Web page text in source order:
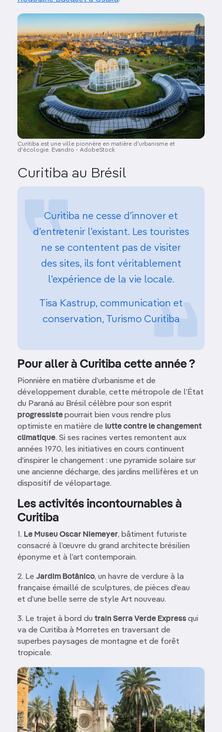
Image
Curitiba est une ville pionnère en matière d'urbanisme et
d'écologie. Evandro - AdobeStock
Curitiba au Brésil
Curitiba ne cesse d’innover et
d’entretenir l’existant. Les touristes
ne se contentent pas de visiter
des sites, ils font véritablement
l’expérience de la vie locale.
Tisa Kastrup, communication et
conservation, Turismo Curitiba
Pour aller à Curitiba cette année ?
Pionnière en matière d’urbanisme et de
développement durable, cette métropole de l’État
du Paraná au Brésil célèbre pour son esprit
progressistepourrait bien vous rendre plus
optimiste en matière de lutte contre le changement
climatique. Si ses racines vertes remontent aux
années 1970, les initiatives en cours continuent
d’inspirer le changement : une pyramide solaire sur
une ancienne décharge, des jardins mellifères et un
dispositif de vélopartage.
Les activités incontournables à
Curitiba
1. Le Museu Oscar Niemeyer, bâtiment futuriste
consacré à l’œuvre du grand architecte brésilien
éponyme et à l’art contemporain.
2. Le Jardim Botânico, un havre de verdure à la
française émaillé de sculptures, de pièces d’eau
et d’une belle serre de style Art nouveau.
3. Le trajet à bord du train Serra Verde Expressqui
va de Curitiba à Morretes en traversant de
superbes paysages de montagne et de forêt
tropicale.
Image